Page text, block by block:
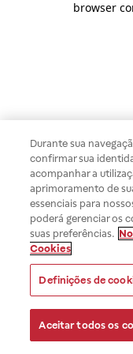
browser
Durante sua
confirmar sua
acompanhar a
aprimoramento de
essenciais para
poderá gerenciar os
suas preferências.
Cookies
Definições de
Aceitar todos os